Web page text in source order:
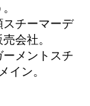
スチーマーデ
会社。
メントスチ
イン。